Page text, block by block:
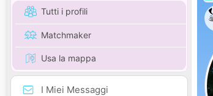
Tutti i profili
Matchmaker
Usa la mappa
I Miei Messaggi